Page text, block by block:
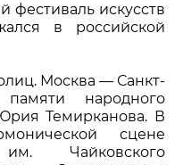
искусств
в российской
Москва — Санкт-
памяти народного
Темирканова. В
сцене
Чайковского